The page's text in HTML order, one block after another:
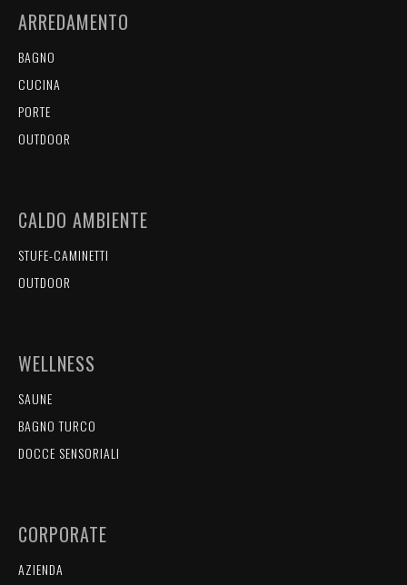
ARREDAMENTO
BAGNO
CUCINA
PORTE
OUTDOOR
CALDO AMBIENTE
STUFE-CAMINETTI
OUTDOOR
WELLNESS
SAUNE
BAGNO TURCO
DOCCE SENSORIALI
CORPORATE
AZIENDA